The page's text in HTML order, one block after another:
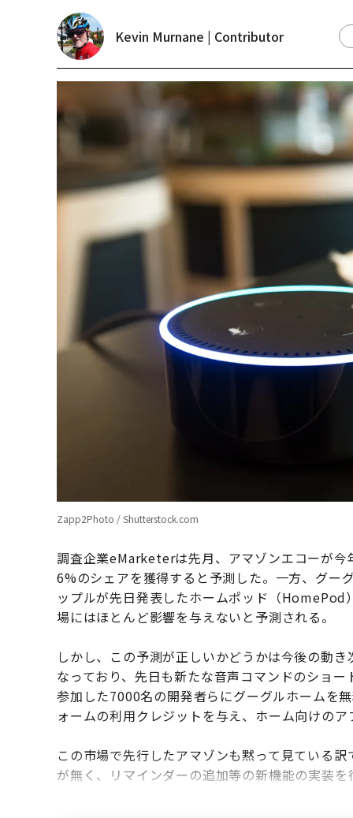
Kevin Murnane | Contributor
Zapp2Photo / Shutterstock.com
調査企業eMarketerは先月、アマゾンエコーが
6%のシェアを獲得すると予測した。一方、グー
ップルが先日発表したホームポッド（
場にはほとんど影響を与えないと予測される。
しかし、この予測が正しいかどうかは今後の動
なっており、先日も新たな音声コマンドのショ
参加した7000名の開発者らにグーグルホームを
ォームの利用クレジットを与え、ホーム向けの
この市場で先行したアマゾンも黙って見ている
が無く、リマインダーの追加等の新機能の実装を